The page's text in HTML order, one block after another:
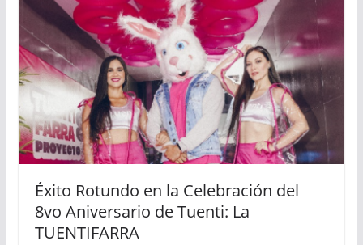
Éxito Rotundo en la Celebración del
8vo Aniversario de Tuenti: La
TUENTIFARRA